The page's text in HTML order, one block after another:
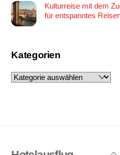
Kulturreise mit dem
für entspanntes
Kategorien
Kategorien